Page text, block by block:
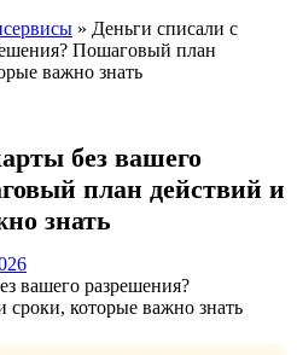
» Деньги списали с
Пошаговый план
важно знать
без вашего
план действий и
знать